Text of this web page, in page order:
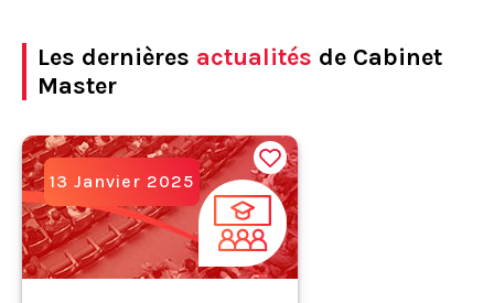
Les dernières actualités de Cabinet
Master
13 Janvier 2025